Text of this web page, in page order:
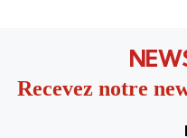
Recevez notre